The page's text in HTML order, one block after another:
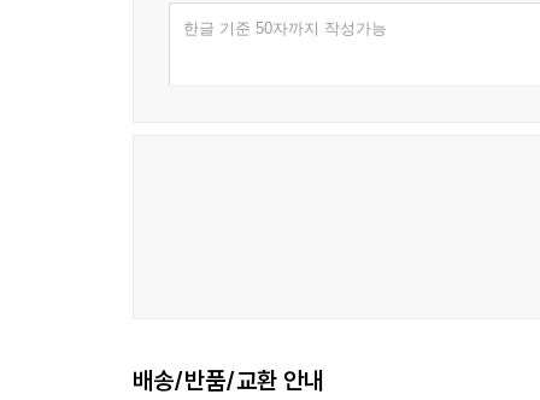
Ⅱ. 2015 개정 교육과정 사회과 통일교육 분석 213
Ⅲ. 초중고 사회과 통일교육의 발전 방향 219
찾아보기 240
한글 기준 50자까지 작성가능
배송/반품/교환 안내